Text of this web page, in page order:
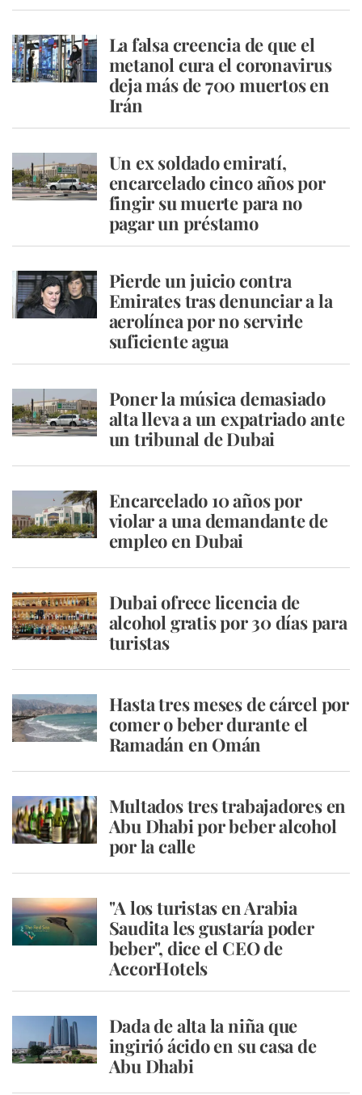
La falsa creencia de que el
metanol cura el coronavirus
deja más de 700 muertos en
Irán
Un ex soldado emiratí,
encarcelado cinco años por
fingir su muerte para no
pagar un préstamo
Pierde un juicio contra
Emirates tras denunciar a la
aerolínea por no servirle
suficiente agua
Poner la música demasiado
alta lleva a un expatriado ante
un tribunal de Dubai
Encarcelado 10 años por
violar a una demandante de
empleo en Dubai
Dubai ofrece licencia de
alcohol gratis por 30 días para
turistas
Hasta tres meses de cárcel por
comer o beber durante el
Ramadán en Omán
Multados tres trabajadores en
Abu Dhabi por beber alcohol
por la calle
"A los turistas en Arabia
Saudita les gustaría poder
beber", dice el CEO de
AccorHotels
Dada de alta la niña que
ingirió ácido en su casa de
Abu Dhabi